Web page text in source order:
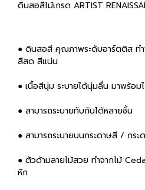
ดินสอสีไม้เกรด ARTIST
● ดินสอสี คุณภาพระดับอาร์ตติส ท
สีสด สีแน่น
● เนื้อสีนุ่ม ระบายได้นุ่มลื่น มาพร้อ
● สามารถระบายทับกันได้หลายชั้น
● สามารถระบายบนกระดาษสี / กระ
● ตัวด้ามลายไม้สวย ทำจากไม้
หัก